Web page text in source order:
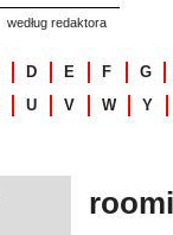
według redaktora
D E F
G
U V W Y